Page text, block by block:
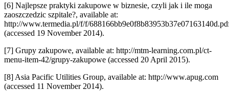
[6] Najlepsze praktyki zakupowe w biznesie, czyli jak i ile moga
zaoszczedzic szpitale?, available at:
http://www.termedia.pl/f/f/
(accessed 19 November 2014).
[7] Grupy zakupowe, available at: http://mtm-learning.com.pl/ct-
menu-item-42/grupy-zakupowe (accessed 20 April 2015).
[8] Asia Pacific Utilities Group, available at: http://www.apug.com
(accessed 11 November 2014).